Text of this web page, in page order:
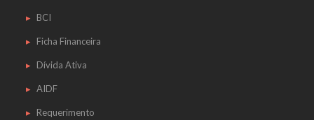
BCI
Ficha Financeira
Dívida Ativa
AIDF
Requerimento